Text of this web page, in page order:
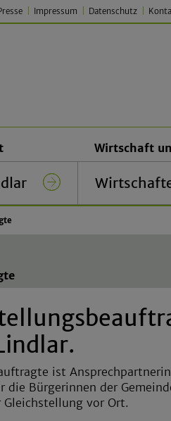
Impressum Datenschutz
Wirtschaft
ist
die Bürgerinnen der
vor Ort.